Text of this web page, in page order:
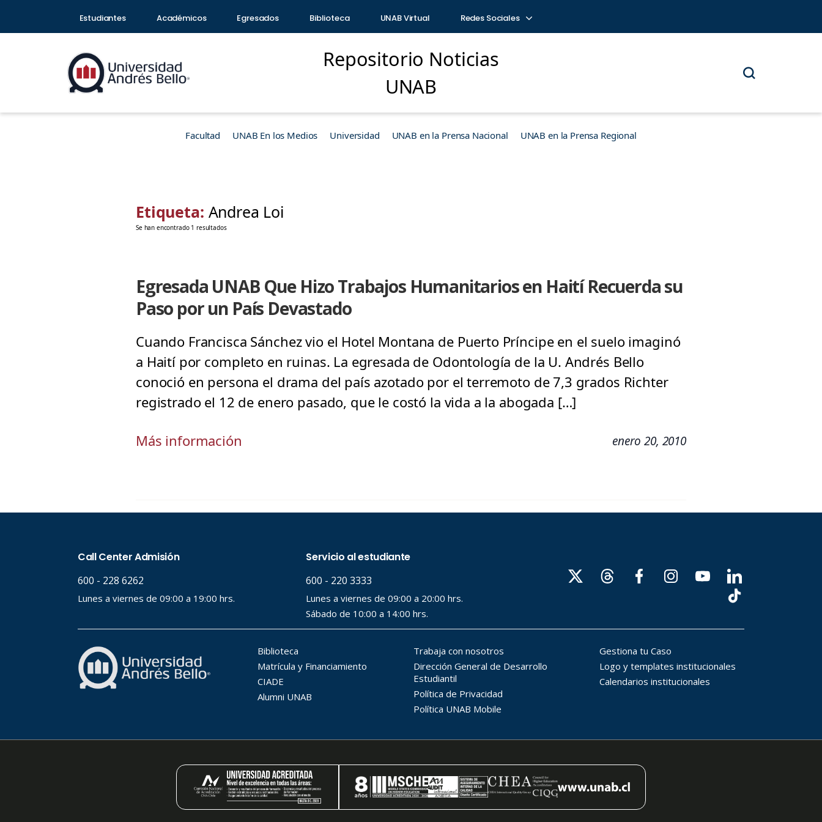
Estudiantes Académicos Egresados Biblioteca UNAB Virtual Redes Sociales
Repositorio Noticias
UNAB
Facultad UNAB En los Medios Universidad UNAB en la Prensa Nacional UNAB en la Prensa Regional
Etiqueta: Andrea Loi
Se han encontrado 1 resultados
Egresada UNAB Que Hizo Trabajos Humanitarios en Haití Recuerda su
Paso por un País Devastado
Cuando Francisca Sánchez vio el Hotel Montana de Puerto Príncipe en el suelo imaginó
a Haití por completo en ruinas. La egresada de Odontología de la U. Andrés Bello
conoció en persona el drama del país azotado por el terremoto de 7,3 grados Richter
registrado el 12 de enero pasado, que le costó la vida a la abogada […]
Más información enero 20, 2010